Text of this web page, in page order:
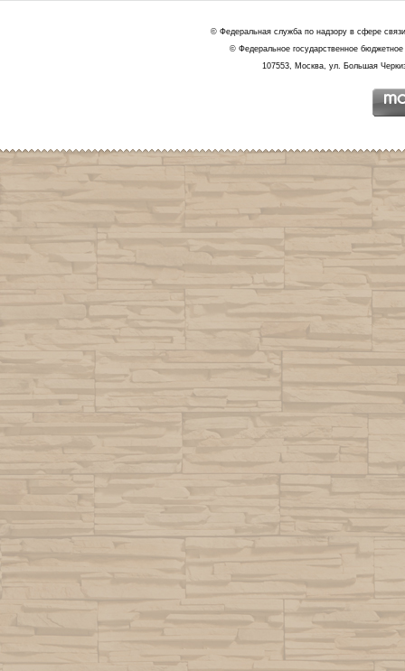
© Федеральная служба по надзору в сфере
© Федеральное государственное
107553, Москва, ул. Большая